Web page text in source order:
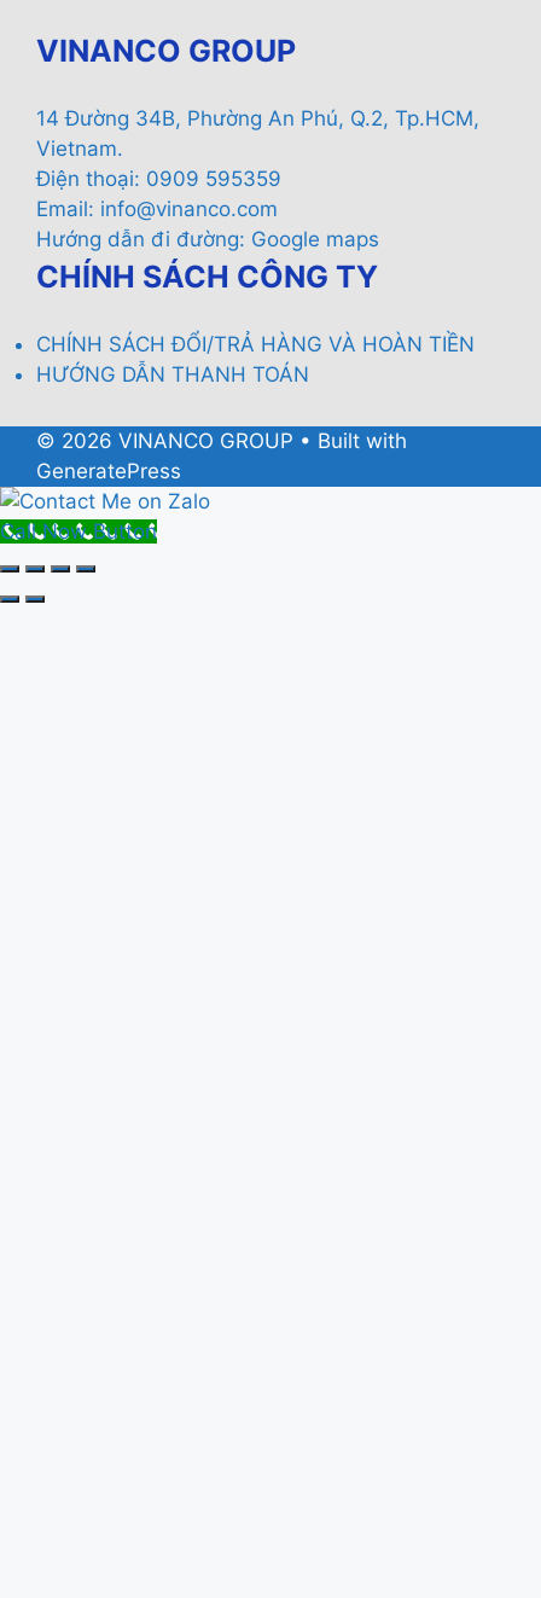
VINANCO GROUP
14 Đường 34B, Phường An Phú, Q.2, Tp.HCM,
Vietnam.
Điện thoại: 0909 595359
Email: info@vinanco.com
Hướng dẫn đi đường: Google maps
CHÍNH SÁCH CÔNG TY
CHÍNH SÁCH ĐỔI/TRẢ HÀNG VÀ HOÀN TIỀN
HƯỚNG DẪN THANH TOÁN
© 2026 VINANCO GROUP • Built with
GeneratePress
Call Now Button